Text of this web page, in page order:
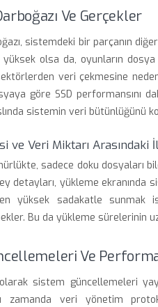
Ve Gerçekler
sistemdeki bir parçanın
yüksek olsa da, oyunların dosya
veri çekmesine
göre SSD performansını
sistemin veri bütünlüğünü
ve Veri Miktarı Arasındaki
sadece doku dosyaları
detayları, yükleme ekranında
yüksek sadakatle sunmak
Bu da yükleme sürelerinin
Ve
sistem güncellemeleri
zamanda veri yönetim